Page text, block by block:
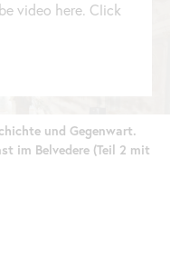
video here. Click
und Gegenwart.
im Belvedere (Teil 2 mit